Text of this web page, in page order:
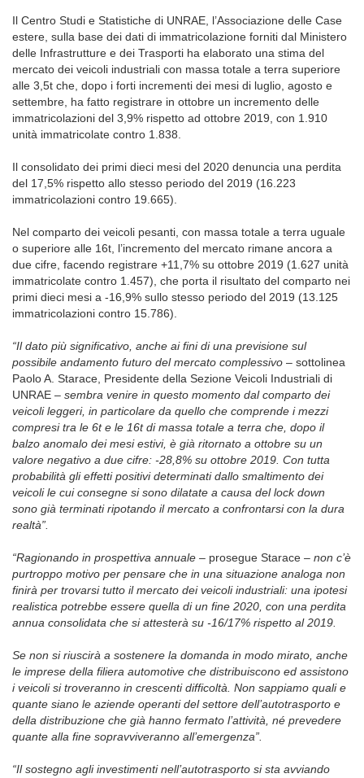
Il Centro Studi e Statistiche di UNRAE, l’Associazione delle Case
estere, sulla base dei dati di immatricolazione forniti dal Ministero
delle Infrastrutture e dei Trasporti ha elaborato una stima del
mercato dei veicoli industriali con massa totale a terra superiore
alle 3,5t che, dopo i forti incrementi dei mesi di luglio, agosto e
settembre, ha fatto registrare in ottobre un incremento delle
immatricolazioni del 3,9% rispetto ad ottobre 2019, con 1.910
unità immatricolate contro 1.838.
Il consolidato dei primi dieci mesi del 2020 denuncia una perdita
del 17,5% rispetto allo stesso periodo del 2019 (16.223
immatricolazioni contro 19.665).
Nel comparto dei veicoli pesanti, con massa totale a terra uguale
o superiore alle 16t, l’incremento del mercato rimane ancora a
due cifre, facendo registrare +11,7% su ottobre 2019 (1.627 unità
immatricolate contro 1.457), che porta il risultato del comparto nei
primi dieci mesi a -16,9% sullo stesso periodo del 2019 (13.125
immatricolazioni contro 15.786).
“Il dato più significativo, anche ai fini di una previsione sul
possibile andamento futuro del mercato complessivo – sottolinea
Paolo A. Starace, Presidente della Sezione Veicoli Industriali di
UNRAE – sembra venire in questo momento dal comparto dei
veicoli leggeri, in particolare da quello che comprende i mezzi
compresi tra le 6t e le 16t di massa totale a terra che, dopo il
balzo anomalo dei mesi estivi, è già ritornato a ottobre su un
valore negativo a due cifre: -28,8% su ottobre 2019. Con tutta
probabilità gli effetti positivi determinati dallo smaltimento dei
veicoli le cui consegne si sono dilatate a causa del lock down
sono già terminati ripotando il mercato a confrontarsi con la dura
realtà”.
“Ragionando in prospettiva annuale – prosegue Starace – non c’è
purtroppo motivo per pensare che in una situazione analoga non
finirà per trovarsi tutto il mercato dei veicoli industriali: una ipotesi
realistica potrebbe essere quella di un fine 2020, con una perdita
annua consolidata che si attesterà su -16/17% rispetto al 2019.
Se non si riuscirà a sostenere la domanda in modo mirato, anche
le imprese della filiera automotive che distribuiscono ed assistono
i veicoli si troveranno in crescenti difficoltà. Non sappiamo quali e
quante siano le aziende operanti del settore dell’autotrasporto e
della distribuzione che già hanno fermato l’attività, né prevedere
quante alla fine sopravviveranno all’emergenza”.
“Il sostegno agli investimenti nell’autotrasporto si sta avviando